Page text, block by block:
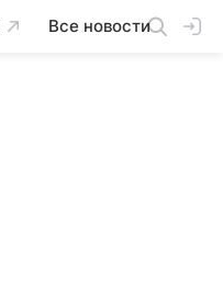
Все новости